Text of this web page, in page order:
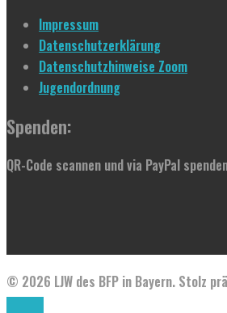
Impressum
Datenschutzerklärung
Datenschutzhinweise Zoom
Jugendordnung
Spenden:
QR-Code scannen und via PayPal
© 2026 LJW des BFP in Bayern. Stolz